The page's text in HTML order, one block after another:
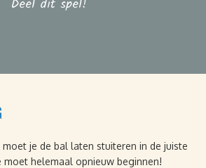
Deel dit spel!
je de bal laten stuiteren in de juiste
helemaal opnieuw beginnen!